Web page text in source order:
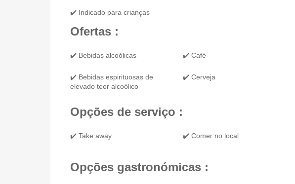
✔️ Indicado para crianças
Ofertas :
✔️ Bebidas alcoólicas
✔️ Bebidas espirituosas de
elevado teor alcoólico
✔️ Café
✔️ Cerveja
Opções de serviço :
✔️ Take away ✔️ Comer no local
Opções gastronómicas :